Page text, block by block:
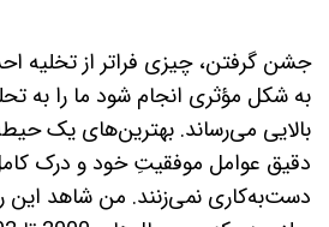
جشن گرفتن، چیزی فراتر از تخلیه
به شکل مؤثری انجام شود ما را به
بالایی می‌رساند. بهترین‌های یک
دقیق عوامل موفقیتِ خود و درک
دست‌به‌کاری نمی‌زنند. من شاهد این